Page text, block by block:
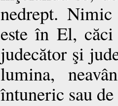
nedrept.
este în El, căci
judecător şi
lumina,
întuneric sau